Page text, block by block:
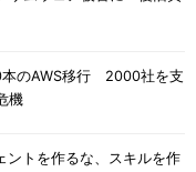
本のAWS移行 2000社を支
機
ントを作るな、スキルを作